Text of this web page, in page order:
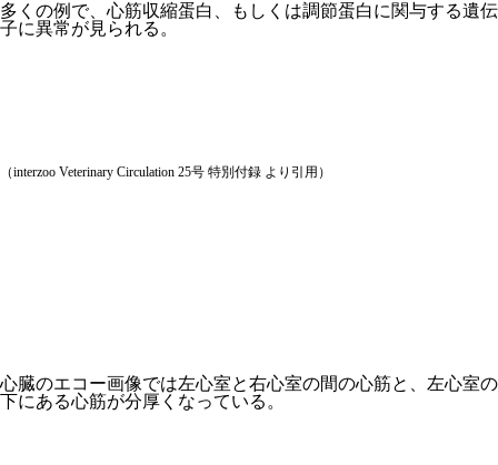
多くの例で、心筋収縮蛋白、もしくは調節蛋白に関与する遺伝
子に異常が見られる。
（interzoo Veterinary Circulation 25号 特別付録 より引用）
心臓のエコー画像では左心室と右心室の間の心筋と、左心室の
下にある心筋が分厚くなっている。